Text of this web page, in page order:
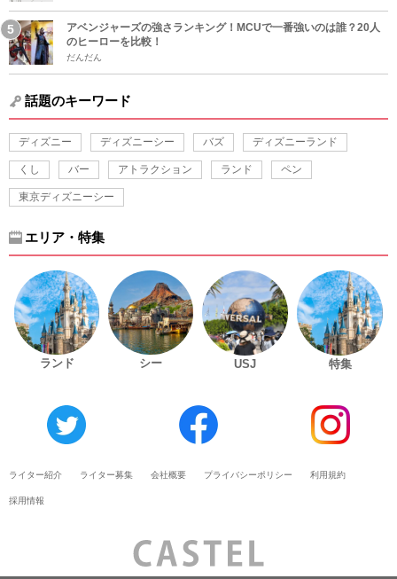
アベンジャーズの強さランキング！MCUで一番強いのは誰？20人
のヒーローを比較！
だんだん
話題のキーワード
ディズニー ディズニーシー バズ ディズニーランド
くし バー アトラクション ランド ペン
東京ディズニーシー
エリア・特集
ランド シー USJ 特集
ライター紹介 ライター募集 会社概要 プライバシーポリシー 利用規約
採用情報